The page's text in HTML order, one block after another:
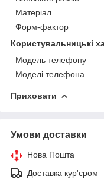
Матеріал
Форм-фактор
Користувальницькі
Модель телефону
Моделі телефона
Приховати
Умови доставки
Нова Пошта
Доставка кур'єром